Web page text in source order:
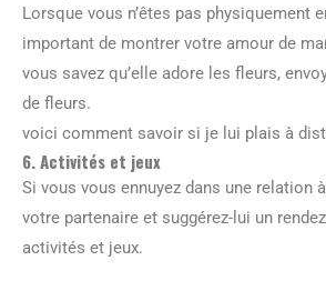
Lorsque vous n’êtes pas physiquement
important de montrer votre amour de
vous savez qu’elle adore les fleurs,
de fleurs.
voici comment savoir si je lui plais à
6. Activités et jeux
Si vous vous ennuyez dans une relation
votre partenaire et suggérez-lui un
activités et jeux.